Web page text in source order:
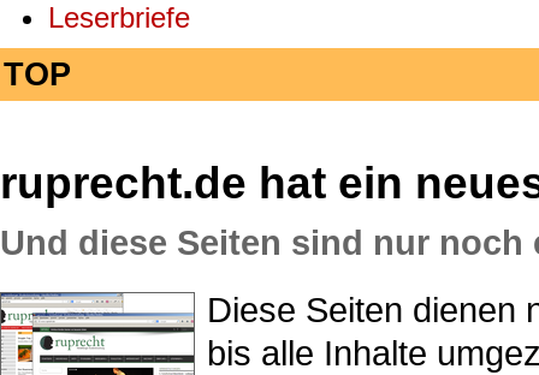
Leserbriefe
TOP
ruprecht.de hat ein
Und diese Seiten sind nur noch
Diese Seiten dienen
bis alle Inhalte